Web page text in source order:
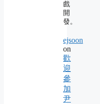
戲
開
發。
ejsoon
on
歡
迎
參
加
尹